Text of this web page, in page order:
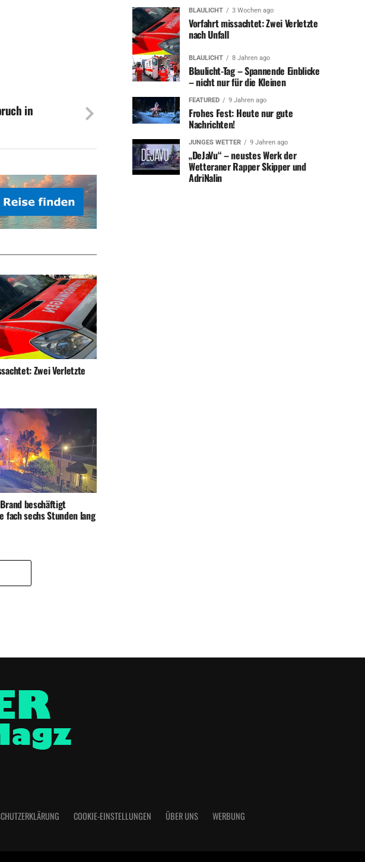
in
Zwei Verletzte
beschäftigt
fach sechs Stunden lang
BLAULICHT 3 Wochen ago
Vorfahrt missachtet: Zwei Verletzte
nach Unfall
BLAULICHT 8 Jahren ago
Blaulicht-Tag – Spannende Einblicke
– nicht nur für die Kleinen
FEATURED 9 Jahren ago
Frohes Fest: Heute nur gute
Nachrichten!
JUNGES WETTER 9 Jahren ago
„DeJaVu“ – neustes Werk der
Wetteraner Rapper Skipper und
AdriNalin
COOKIE-EINSTELLUNGEN ÜBER UNS WERBUNG